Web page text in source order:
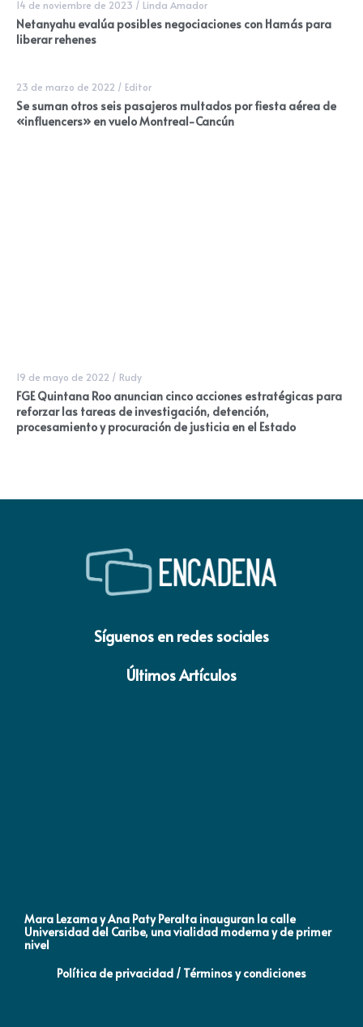
14 de noviembre de 2023 / Linda Amador
Netanyahu evalúa posibles negociaciones con Hamás para
liberar rehenes
23 de marzo de 2022 / Editor
Se suman otros seis pasajeros multados por fiesta aérea de
«influencers» en vuelo Montreal-Cancún
19 de mayo de 2022 / Rudy
FGE Quintana Roo anuncian cinco acciones estratégicas para
reforzar las tareas de investigación, detención,
procesamiento y procuración de justicia en el Estado
Síguenos en redes sociales
Últimos Artículos
Mara Lezama y Ana Paty Peralta inauguran la calle
Universidad del Caribe, una vialidad moderna y de primer
nivel
Política de privacidad / Términos y condiciones